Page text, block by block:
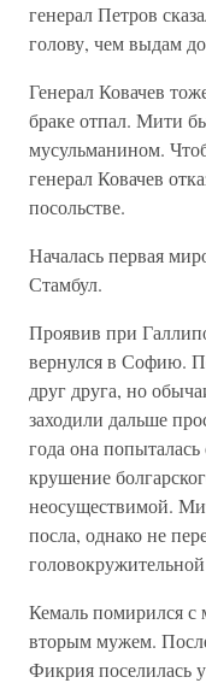
генерал Петров
голову, чем выдам
Генерал Ковачев
браке отпал. Мити
мусульманином.
генерал Ковачев
посольстве.
Началась первая
Стамбул.
Проявив при
вернулся в Софию.
друг друга, но
заходили дальше
года она
крушение
неосуществимой.
посла, однако не
Кемаль помирился с
вторым мужем.
Фикрия поселилась